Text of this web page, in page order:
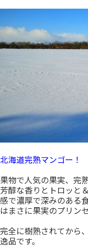
北海道完熟マンゴー！
果物で人気の果実、完
芳醇な香りとトロッと
感で濃厚で深みのある
はまさに果実のプリンセ
完全に樹熟されてから
逸品です。